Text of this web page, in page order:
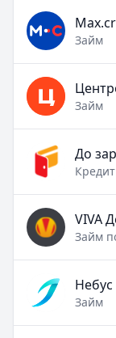
Займ
Займ
До
VIVA
Займ
Небус
Займ